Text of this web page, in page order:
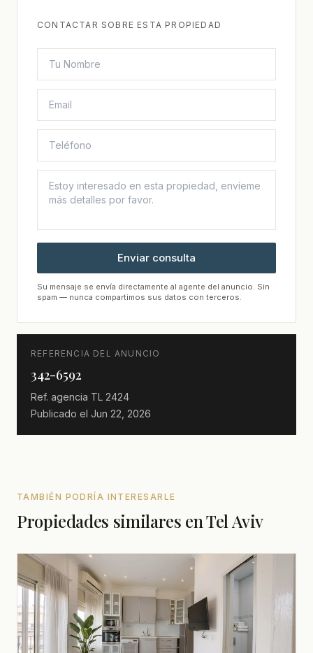
CONTACTAR SOBRE ESTA PROPIEDAD
Enviar consulta
Su mensaje se envía directamente al agente del anuncio. Sin
spam — nunca compartimos sus datos con terceros.
REFERENCIA DEL ANUNCIO
342-6592
Ref. agencia TL 2424
Publicado el Jun 22, 2026
TAMBIÉN PODRÍA INTERESARLE
Propiedades similares en Tel Aviv